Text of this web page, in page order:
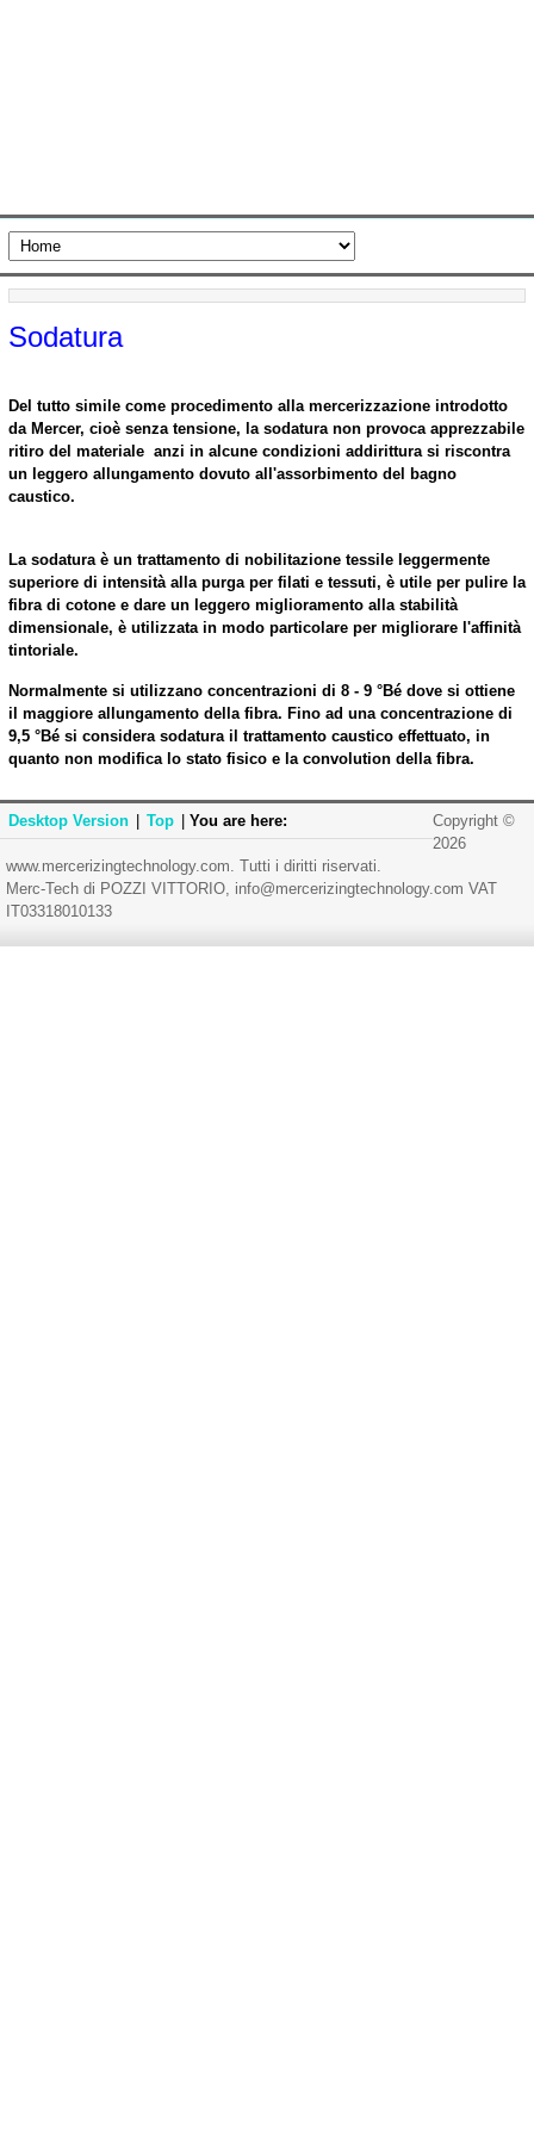
Sodatura
Del tutto simile come procedimento alla mercerizzazione introdotto
da Mercer, cioè senza tensione, la sodatura non provoca apprezzabile
ritiro del materiale anzi in alcune condizioni addirittura si riscontra
un leggero allungamento dovuto all'assorbimento del bagno
caustico.
La sodatura è un trattamento di nobilitazione tessile leggermente
superiore di intensità alla purga per filati e tessuti, è utile per pulire la
fibra di cotone e dare un leggero miglioramento alla stabilità
dimensionale, è utilizzata in modo particolare per migliorare l'affinità
tintoriale.
Normalmente si utilizzano concentrazioni di 8 - 9 °Bé dove si ottiene
il maggiore allungamento della fibra. Fino ad una concentrazione di
9,5 °Bé si considera sodatura il trattamento caustico effettuato, in
quanto non modifica lo stato fisico e la convolution della fibra.
Desktop Version Top You are here:
Copyright ©
2026
www.mercerizingtechnology.com. Tutti i diritti riservati.
Merc-Tech di POZZI VITTORIO, info@mercerizingtechnology.com VAT
IT03318010133